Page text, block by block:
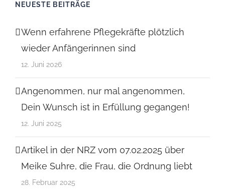
NEUESTE BEITRÄGE
Wenn erfahrene Pflegekräfte plötzlich
wieder Anfängerinnen sind
12. Juni 2026
Angenommen, nur mal angenommen,
Dein Wunsch ist in Erfüllung gegangen!
12. Juni 2025
Artikel in der NRZ vom 07.02.2025 über
Meike Suhre, die Frau, die Ordnung liebt
28. Februar 2025